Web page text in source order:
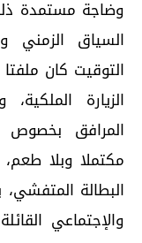
وضاجة مستمدة
السياق الزمني
التوقيت كان
الزيارة
المرافق بخصوص
مكتملا وبلا
البطالة المتفشي،
والإجتماعي